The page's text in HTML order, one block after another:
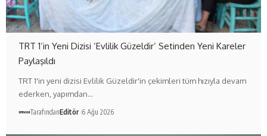
TRT 1’in Yeni Dizisi ‘Evlilik Güzeldir’ Setinden Yeni Kareler
Paylaşıldı
TRT 1'in yeni dizisi Evlilik Güzeldir'in çekimleri tüm hızıyla devam
ederken, yapımdan…
TarafındanEditör 6 Ağu 2026